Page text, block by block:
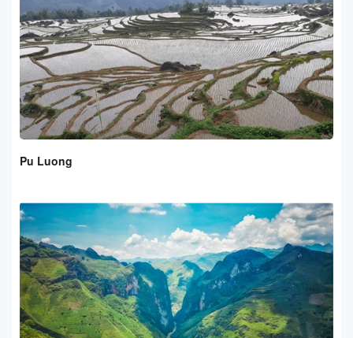
Pu Luong